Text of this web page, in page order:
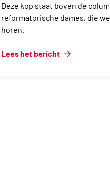
Deze kop staat boven de
reformatorische dames, die
horen.
Lees het bericht